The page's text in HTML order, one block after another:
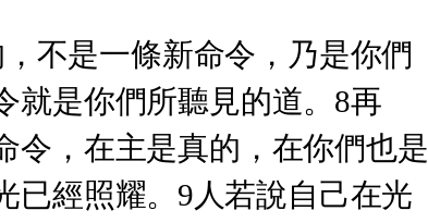
不是一條新命令，乃是你們
就是你們所聽見的道。8再
令，在主是真的，在你們也是
已經照耀。9人若說自己在光